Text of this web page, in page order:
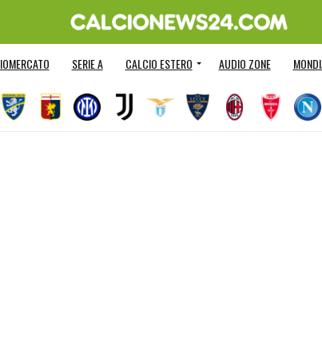
SERIE A CALCIO ESTERO AUDIO ZONE